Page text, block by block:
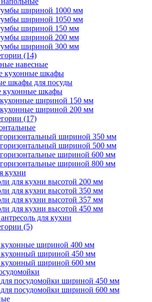
шириной 1000 мм
шириной 1050 мм
шириной 150 мм
шириной 200 мм
шириной 300 мм
(14)
навесные
кухонные шкафы
шкафы для посуды
кухонные шкафы
шириной 150 мм
шириной 200 мм
(17)
шириной 350 мм
шириной 500 мм
шириной 600 мм
шириной 800 мм
кухни
для кухни высотой 200 мм
для кухни высотой 350 мм
для кухни высотой 357 мм
для кухни высотой 450 мм
для кухни
(5)
шириной 400 мм
шириной 450 мм
шириной 600 мм
посудомойки шириной 450 мм
посудомойки шириной 600 мм